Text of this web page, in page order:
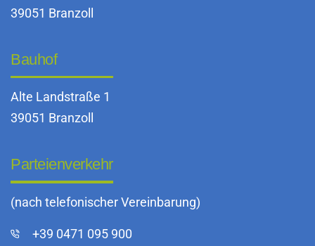
39051 Branzoll
Bauhof
Alte Landstraße 1
39051 Branzoll
Parteienverkehr
(nach telefonischer Vereinbarung)
+39 0471 095 900